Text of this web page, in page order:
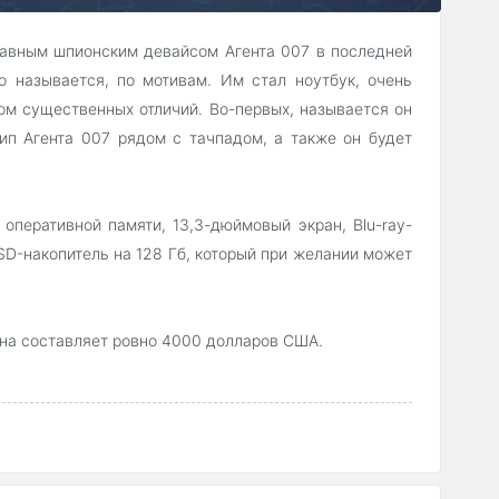
шпионским девайсом Агента 007 в последней
называется, по мотивам. Им стал ноутбук, очень
существенных отличий. Во-первых, называется он
Агента 007 рядом с тачпадом, а также он будет
памяти, 13,3-дюймовый экран, Blu-ray-
накопитель на 128 Гб, который при желании может
составляет ровно 4000 долларов США.